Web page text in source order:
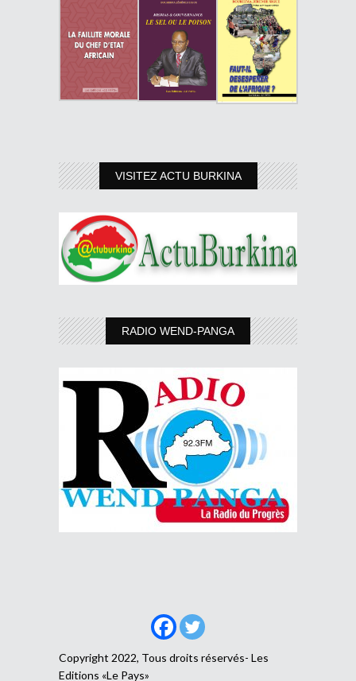
VISITEZ ACTU BURKINA
RADIO WEND-PANGA
Copyright 2022, Tous droits réservés- Les
Editions «Le Pays»